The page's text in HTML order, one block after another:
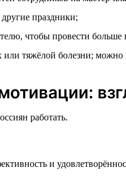
праздники;
чтобы провести больше
тяжёлой болезни;
работать.
и